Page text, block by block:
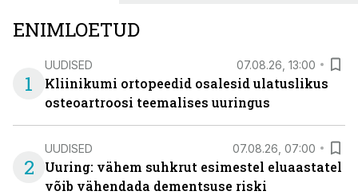
ENIMLOETUD
1
UUDISED 07.08.26, 13:00
Kliinikumi ortopeedid osalesid ulatuslikus
osteoartroosi teemalises uuringus
2
UUDISED 07.08.26, 07:00
Uuring: vähem suhkrut esimestel eluaastatel
võib vähendada dementsuse riski